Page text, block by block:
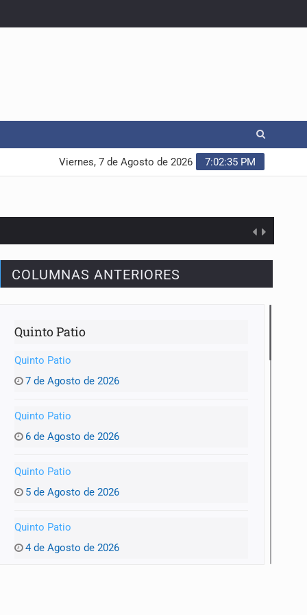
7:02:36 PM
Viernes, 7 de Agosto de 2026
COLUMNAS ANTERIORES
Quinto Patio
Quinto Patio
7 de Agosto de 2026
Quinto Patio
6 de Agosto de 2026
Quinto Patio
5 de Agosto de 2026
Quinto Patio
4 de Agosto de 2026